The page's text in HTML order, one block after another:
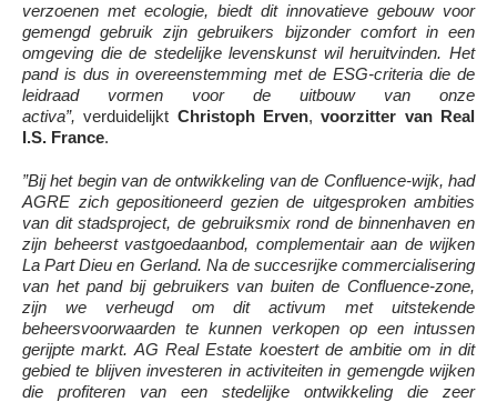
verzoenen met ecologie, biedt dit innovatieve gebouw voor
gemengd gebruik zijn gebruikers bijzonder comfort in een
omgeving die de stedelijke levenskunst wil heruitvinden. Het
pand is dus in overeenstemming met de ESG-criteria die de
leidraad vormen voor de uitbouw van onze
activa”,verduidelijkt Christoph Erven, voorzitter van Real
I.S. France.
”Bij het begin van de ontwikkeling van de Confluence-wijk, had
AGRE zich gepositioneerd gezien de uitgesproken ambities
van dit stadsproject, de gebruiksmix rond de binnenhaven en
zijn beheerst vastgoedaanbod, complementair aan de wijken
La Part Dieu en Gerland. Na de succesrijke commercialisering
van het pand bij gebruikers van buiten de Confluence-zone,
zijn we verheugd om dit activum met uitstekende
beheersvoorwaarden te kunnen verkopen op een intussen
gerijpte markt. AG Real Estate koestert de ambitie om in dit
gebied te blijven investeren in activiteiten in gemengde wijken
die profiteren van een stedelijke ontwikkeling die zeer